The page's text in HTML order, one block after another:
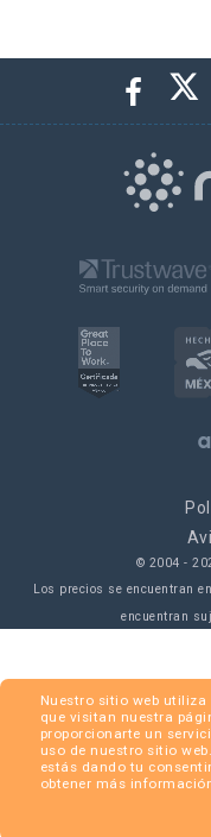
Nuestro sitio web utiliza
que visitan nuestra
proporcionarte un
uso de nuestro sitio
estás dando tu
obtener más
© 2004 -
Los precios se encuentran
encuentran